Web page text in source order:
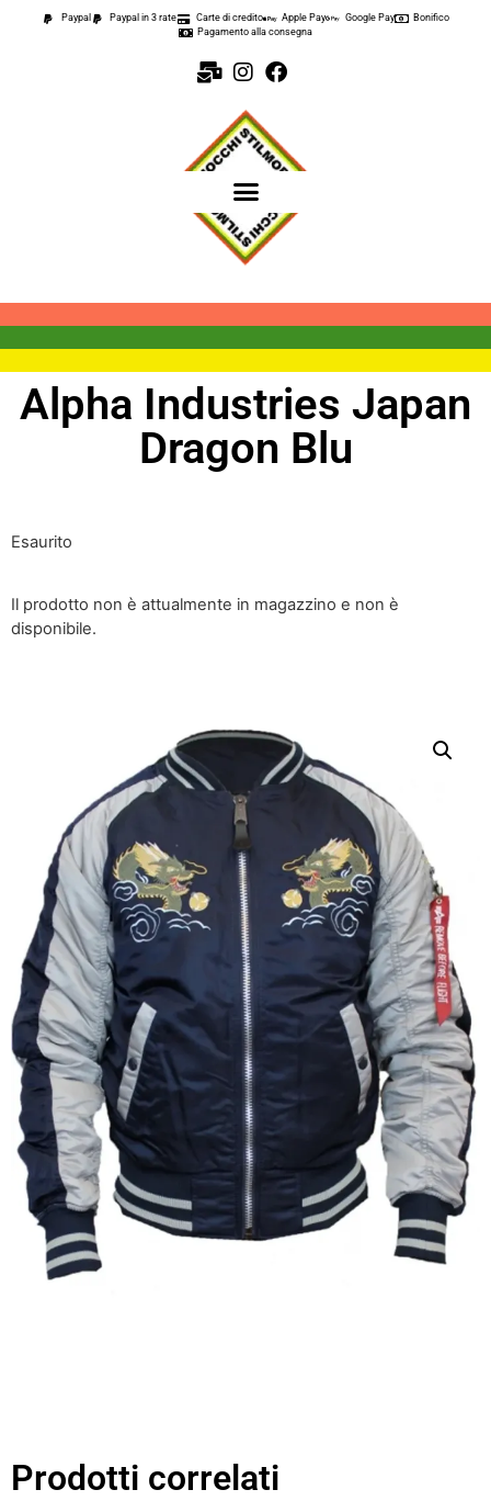
Paypal Paypal in 3 rate Carte di credito Apple Pay Google Pay
Bonifico
Pagamento alla consegna
Alpha Industries Japan
Dragon Blu
Esaurito
Il prodotto non è attualmente in magazzino e non è
disponibile.
Prodotti correlati